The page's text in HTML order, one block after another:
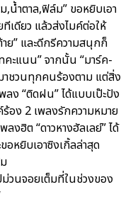
น้ำตาล,ฟิล์ม” ขอหยิบเอา
เดียว แล้วส่งไมค์ต่อให้
ย” และดีกรีความสนุกก็
คะแนน” จากนั้น “มาร์ค-
าชวนทุกคนร้องตาม แต่สิ่ง
ง “ติดฝน” ได้แบบเป๊ะปัง
ร้อง 2 เพลงรักความหมาย
งฮิต “ดาวหางฮัลเลย์” ได้
อหยิบเอาซิงเกิ้ลล่าสุด
วนจอยเต็มที่ในช่วงของ